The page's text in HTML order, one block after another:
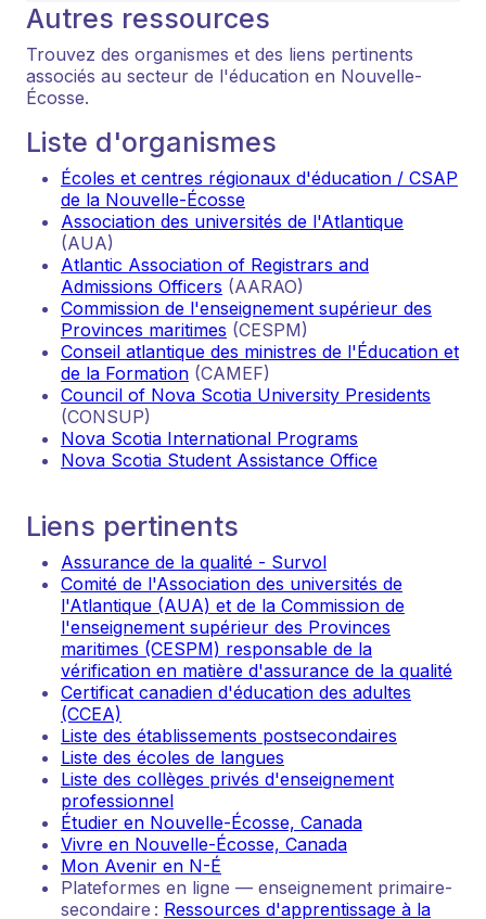
Autres ressources
Trouvez des organismes et des liens pertinents
associés au secteur de l'éducation en Nouvelle-
Écosse.
Liste d'organismes
Écoles et centres régionaux d'éducation / CSAP
de la Nouvelle-Écosse
Association des universités de l'Atlantique
(AUA)
Atlantic Association of Registrars and
Admissions Officers (AARAO)
Commission de l'enseignement supérieur des
Provinces maritimes (CESPM)
Conseil atlantique des ministres de l'Éducation et
de la Formation (CAMEF)
Council of Nova Scotia University Presidents
(CONSUP)
Nova Scotia International Programs
Nova Scotia Student Assistance Office
Liens pertinents
Assurance de la qualité - Survol
Comité de l'Association des universités de
l'Atlantique (AUA) et de la Commission de
l'enseignement supérieur des Provinces
maritimes (CESPM) responsable de la
vérification en matière d'assurance de la qualité
Certificat canadien d'éducation des adultes
(CCEA)
Liste des établissements postsecondaires
Liste des écoles de langues
Liste des collèges privés d'enseignement
professionnel
Étudier en Nouvelle-Écosse, Canada
Vivre en Nouvelle-Écosse, Canada
Mon Avenir en N-É
Plateformes en ligne — enseignement primaire-
secondaire : Ressources d'apprentissage à la